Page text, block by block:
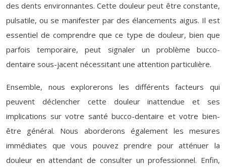
des dents environnantes. Cette douleur peut être constante,
pulsatile, ou se manifester par des élancements aigus. Il est
essentiel de comprendre que ce type de douleur, bien que
parfois temporaire, peut signaler un problème bucco-
dentaire sous-jacent nécessitant une attention particulière.
Ensemble, nous explorerons les différents facteurs qui
peuvent déclencher cette douleur inattendue et ses
implications sur votre santé bucco-dentaire et votre bien-
être général. Nous aborderons également les mesures
immédiates que vous pouvez prendre pour atténuer la
douleur en attendant de consulter un professionnel. Enfin,